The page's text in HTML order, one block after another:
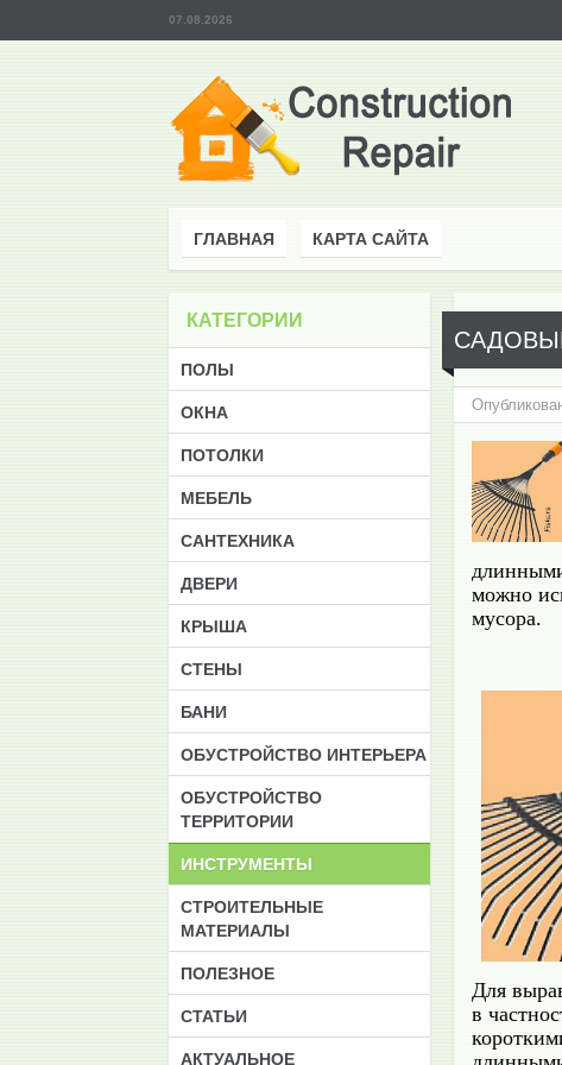
07.08.2026
ГЛАВНАЯ КАРТА САЙТА
можно
мусора.
Для
в
КАТЕГОРИИ
ПОЛЫ
ОКНА
ПОТОЛКИ
МЕБЕЛЬ
САНТЕХНИКА
ДВЕРИ
КРЫША
СТЕНЫ
БАНИ
ОБУСТРОЙСТВО ИНТЕРЬЕРА
ОБУСТРОЙСТВО
ТЕРРИТОРИИ
ИНСТРУМЕНТЫ
CТРОИТЕЛЬНЫЕ
МАТЕРИАЛЫ
ПОЛЕЗНОЕ
СТАТЬИ
АКТУАЛЬНОЕ